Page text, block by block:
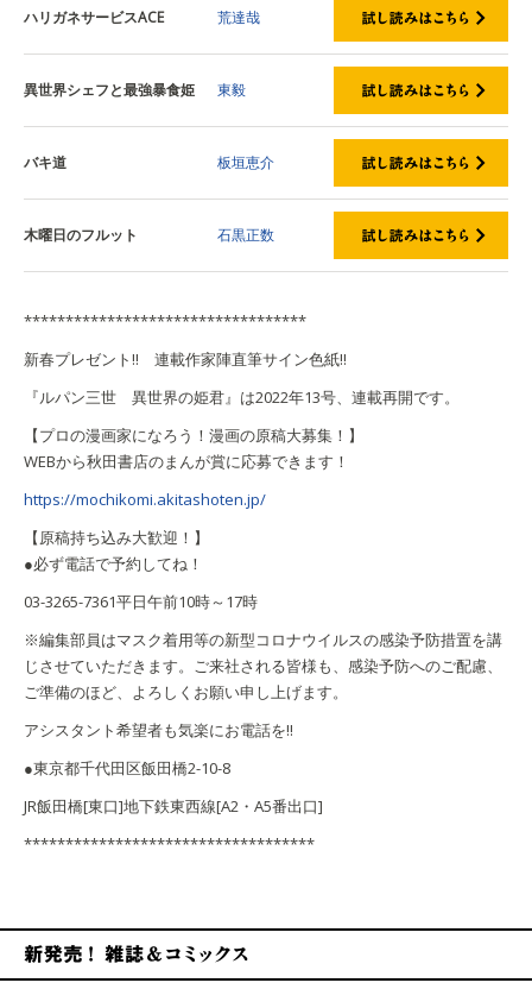
ハリガネサービスACE 荒達哉
異世界シェフと最強暴食姫 東毅
バキ道 板垣恵介
木曜日のフルット 石黒正数
**********************************
新春プレゼント!! 連載作家陣直筆サイン色紙!!
『ルパン三世 異世界の姫君』は2022年13号、連載再開です。
【プロの漫画家になろう！漫画の原稿大募集！】
WEBから秋田書店のまんが賞に応募できます！
https://mochikomi.akitashoten.jp/
【原稿持ち込み大歓迎！】
●必ず電話で予約してね！
03-3265-7361平日午前10時～17時
※編集部員はマスク着用等の新型コロナウイルスの感染予防措置を講
じさせていただきます。ご来社される皆様も、感染予防へのご配慮、
ご準備のほど、よろしくお願い申し上げます。
アシスタント希望者も気楽にお電話を!!
●東京都千代田区飯田橋2-10-8
JR飯田橋[東口]地下鉄東西線[A2・A5番出口]
***********************************